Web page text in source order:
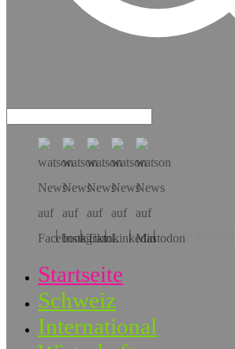
Hol dir die App!
Startseite
Schweiz
International